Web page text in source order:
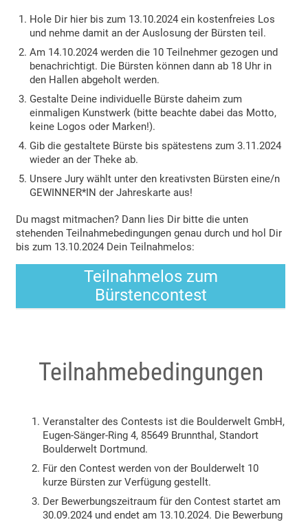
Hole Dir hier bis zum 13.10.2024 ein kostenfreies Los
und nehme damit an der Auslosung der Bürsten teil.
Am 14.10.2024 werden die 10 Teilnehmer gezogen und
benachrichtigt. Die Bürsten können dann ab 18 Uhr in
den Hallen abgeholt werden.
Gestalte Deine individuelle Bürste daheim zum
einmaligen Kunstwerk (bitte beachte dabei das Motto,
keine Logos oder Marken!).
Gib die gestaltete Bürste bis spätestens zum 3.11.2024
wieder an der Theke ab.
Unsere Jury wählt unter den kreativsten Bürsten eine/n
GEWINNER*IN der Jahreskarte aus!
Du magst mitmachen? Dann lies Dir bitte die unten
stehenden Teilnahmebedingungen genau durch und hol Dir
bis zum 13.10.2024 Dein Teilnahmelos:
Teilnahmelos zum
Bürstencontest
Teilnahmebedingungen
Veranstalter des Contests ist die Boulderwelt GmbH,
Eugen-Sänger-Ring 4, 85649 Brunnthal, Standort
Boulderwelt Dortmund.
Für den Contest werden von der Boulderwelt 10
kurze Bürsten zur Verfügung gestellt.
Der Bewerbungszeitraum für den Contest startet am
30.09.2024 und endet am 13.10.2024. Die Bewerbung